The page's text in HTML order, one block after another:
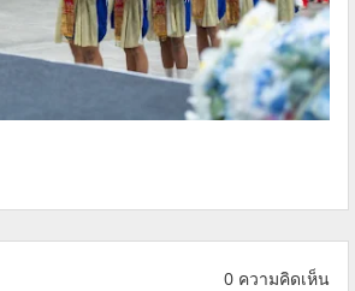
0 ความคิดเห็น